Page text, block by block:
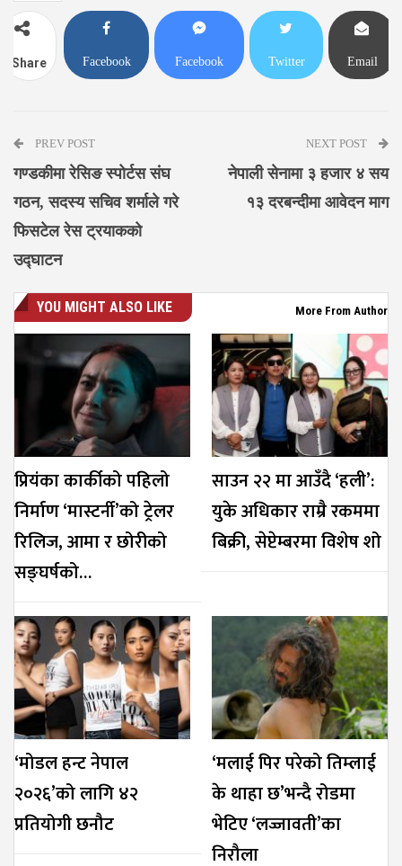
Share Facebook Facebook Twitter Email
PREV POST
गण्डकीमा रेसिङ स्पोर्टस संघ
गठन, सदस्य सचिव शर्माले गरे
फिसटेल रेस ट्रयाकको
उद्घाटन
NEXT POST
नेपाली सेनामा ३ हजार ४ सय
१३ दरबन्दीमा आवेदन माग
YOU MIGHT ALSO LIKE More From Author
प्रियंका कार्कीको पहिलो
निर्माण ‘मास्टर्नी’को ट्रेलर
रिलिज, आमा र छोरीको
सङ्घर्षको…
साउन २२ मा आउँदै ‘हली’:
युके अधिकार राम्रै रकममा
बिक्री, सेप्टेम्बरमा विशेष शो
‘मोडल हन्ट नेपाल
२०२६’को लागि ४२
प्रतियोगी छनौट
‘मलाई पिर परेको तिम्लाई
के थाहा छ’भन्दै रोडमा
भेटिए ‘लज्जावती’का
निरौला